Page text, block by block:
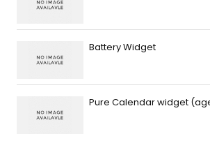
Battery Widget
Pure Calendar widget